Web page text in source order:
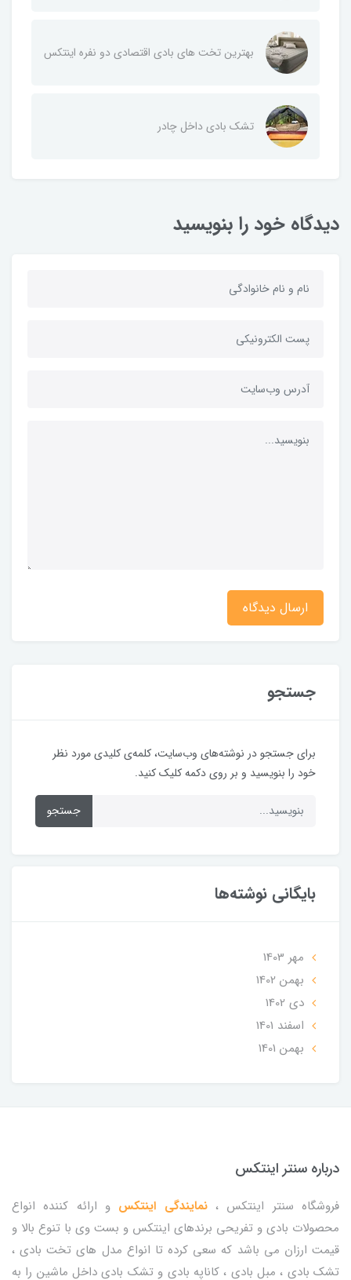
بهترین تخت های بادی اقتصادی دو نفره اینتکس
تشک بادی داخل چادر
دیدگاه خود را بنویسید
ارسال دیدگاه
جستجو
برای جستجو در نوشته‌های وب‌سایت، کلمه‌ی کلیدی مورد نظر
خود را بنویسید و بر روی دکمه کلیک کنید.
جستجو
بایگانی نوشته‌ها
مهر 1403
بهمن 1402
دی 1402
اسفند 1401
بهمن 1401
درباره سنتر اینتکس
فروشگاه سنتر اینتکس ،نمایندگی اینتکس و ارائه کننده انواع
محصولات بادی و تفریحی برندهای اینتکس و بست وی با تنوع بالا و
قیمت ارزان می باشد که سعی کرده تا انواع مدل های تخت بادی ،
تشک بادی ، مبل بادی ، کاناپه بادی و تشک بادی داخل ماشین را به